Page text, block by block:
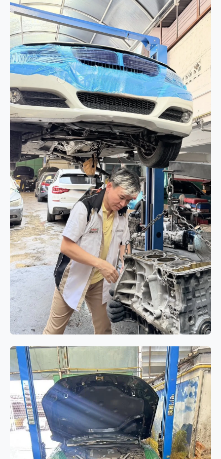
เครื่องยนต์
BMW 320i E90 โอเวอร์ฮอล
เครื่องยนต์ N46 แก้ปัญหาอาการกิน
น้ำมันเครื่องและควันขาว
BMW 320i